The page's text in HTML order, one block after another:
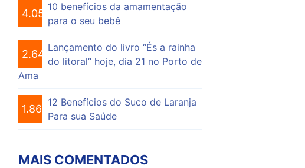
4.052
10 benefícios da amamentação
para o seu bebê
2.642
Lançamento do livro “És a rainha
do litoral” hoje, dia 21 no Porto de
Ama
1.860
12 Benefícios do Suco de Laranja
Para sua Saúde
MAIS COMENTADOS